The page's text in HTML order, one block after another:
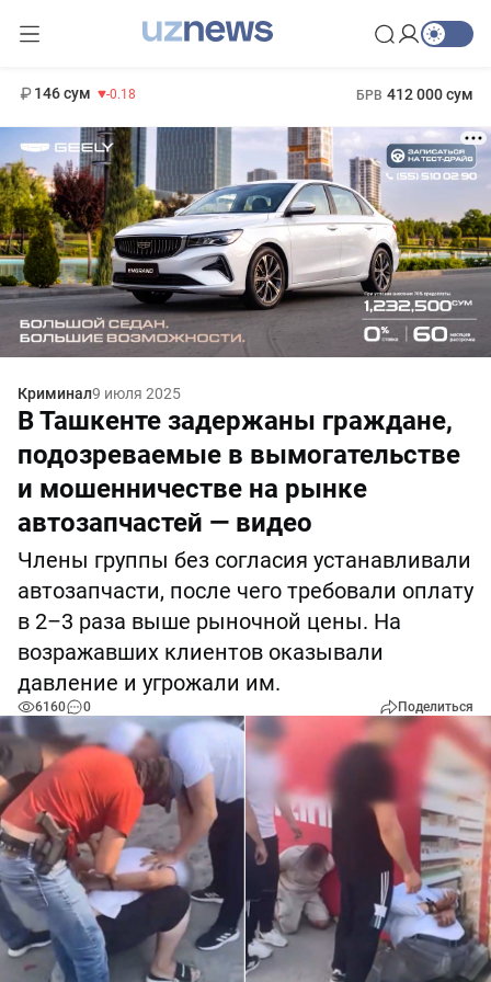
146 сум -0.18 БРВ 412 000 сум
Криминал9 июля 2025
В Ташкенте задержаны граждане,
подозреваемые в вымогательстве
и мошенничестве на рынке
автозапчастей — видео
Члены группы без согласия устанавливали
автозапчасти, после чего требовали оплату
в 2–3 раза выше рыночной цены. На
возражавших клиентов оказывали
давление и угрожали им.
6160 0 Поделиться